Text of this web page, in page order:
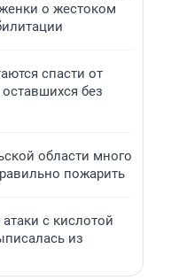
о жестоком
спасти от
без
области много
пожарить
с кислотой
из